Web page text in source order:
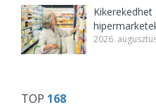
2026.
TOP 168